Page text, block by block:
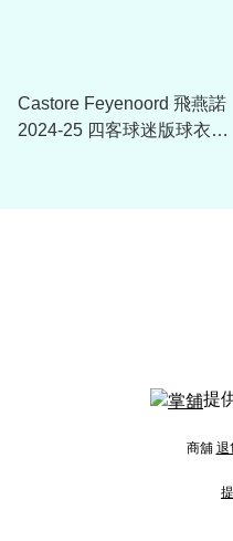
Castore Feyenoord 飛燕諾
2024-25 四客球迷版球衣
提
商舖 退